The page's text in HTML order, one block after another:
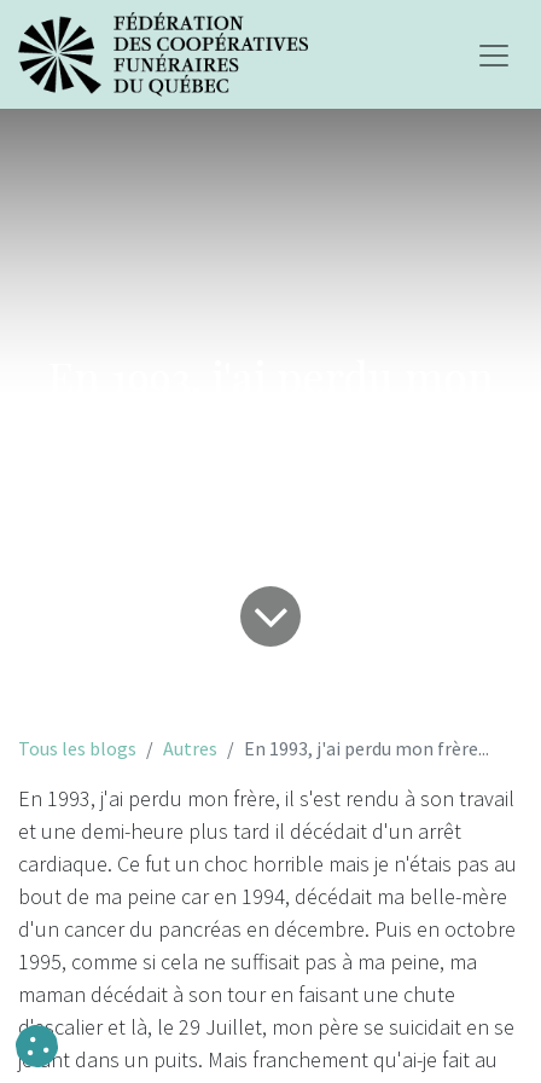
Tous les blogs Autres En 1993, j'ai perdu mon frère...
En 1993, j'ai perdu mon frère, il s'est rendu à son travail
et une demi-heure plus tard il décédait d'un arrêt
cardiaque. Ce fut un choc horrible mais je n'étais pas au
bout de ma peine car en 1994, décédait ma belle-mère
d'un cancer du pancréas en décembre. Puis en octobre
1995, comme si cela ne suffisait pas à ma peine, ma
maman décédait à son tour en faisant une chute
d'escalier et là, le 29 Juillet, mon père se suicidait en se
jetant dans un puits. Mais franchement qu'ai-je fait au